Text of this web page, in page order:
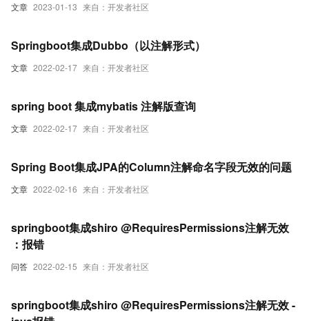
文章 2023-01-13 来自：开发者社区
文章 2022-02-17 来自：开发者社区
Springboot集成Dubbo（以注解形式）
文章 2022-02-17 来自：开发者社区
spring boot 集成mybatis 注解版查询
文章 2022-02-16 来自：开发者社区
Spring Boot集成JPA的Column注解命名字段无效的问题
问答 2022-02-15 来自：开发者社区
springboot集成shiro @RequiresPermissions注解无效
：报错
springboot集成shiro @RequiresPermissions注解无效 -